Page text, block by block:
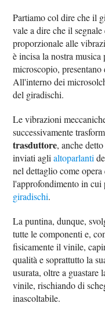
Partiamo col dire che il
vale a dire che il
proporzionale alle
è incisa la nostra
microscopio,
All'interno dei
del giradischi.
Le vibrazioni
successivamente
trasduttore, anche
inviati aglialtoparlanti
nel dettaglio come
l'approfondimento in
giradischi.
La puntina, dunque,
tutte le componenti e,
fisicamente il vinile,
qualità e soprattutto la
usurata, oltre a guastare
vinile, rischiando di
inascoltabile.